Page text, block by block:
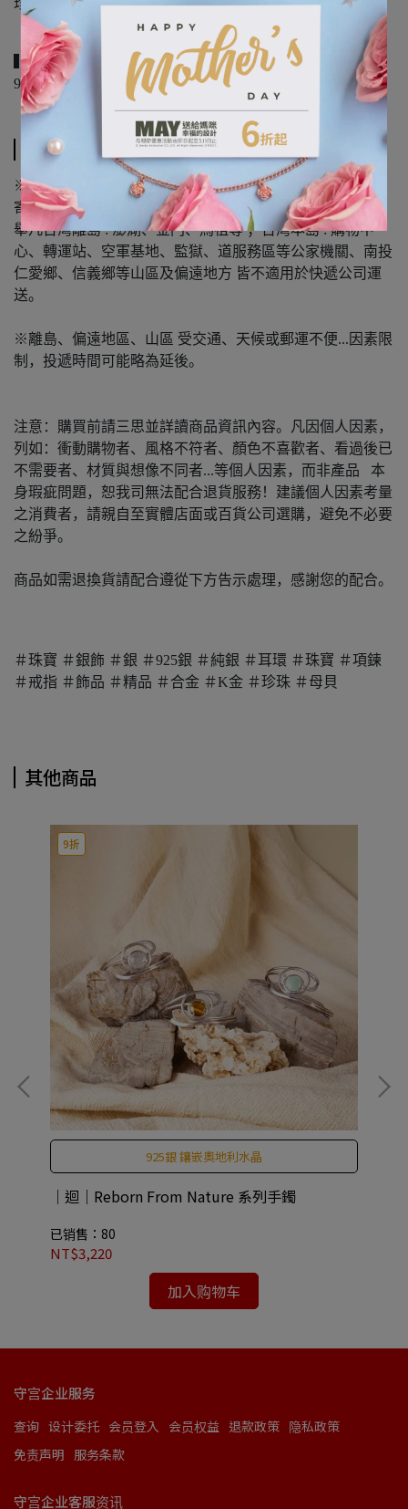
珍珠大小：約7mm
▍材質
925純銀精鍍18K金、日本淡水珍珠
運送方式
※離島、偏遠地區、山區 不適用於快遞公司，由郵局貨運
寄送。
舉凡台灣離島 : 澎湖、金門、馬祖等 ；台灣本島 : 購物中
心、轉運站、空軍基地、監獄、道服務區等公家機關、南投
仁愛鄉、信義鄉等山區及偏遠地方 皆不適用於快遞公司運
送。
※離島、偏遠地區、山區 受交通、天候或郵運不便...因素限
制，投遞時間可能略為延後。
注意：購買前請三思並詳讀商品資訊內容。凡因個人因素，
列如：衝動購物者、風格不符者、顏色不喜歡者、看過後已
不需要者、材質與想像不同者...等個人因素，而非產品 本
身瑕疵問題，恕我司無法配合退貨服務！建議個人因素考量
之消費者，請親自至實體店面或百貨公司選購，避免不必要
之紛爭。
商品如需退換貨請配合遵從下方告示處理，感謝您的配合。
＃珠寶 ＃銀飾 ＃銀 ＃925銀 ＃純銀 ＃耳環 ＃珠寶 ＃項鍊
＃戒指 ＃飾品 ＃精品 ＃合金 ＃K金 ＃珍珠 ＃母貝
其他商品
9折
925銀 鑲嵌奧地利水晶
｜迴｜Reborn From Nature 系列手鐲
已销售：80
NT$3,220
加入购物车
守宫企业服务
查询 设计委托 会员登入 会员权益 退款政策 隐私政策
免责声明 服务条款
守宫企业客服资讯